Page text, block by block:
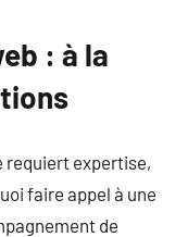
: à la
requiert expertise,
faire appel à une
de